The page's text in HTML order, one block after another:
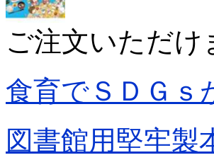
ご注文いただけ
食育でＳＤＧｓ
図書館用堅牢製